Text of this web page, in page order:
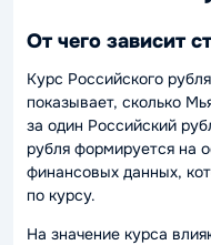
От чего зависит
Курс Российского
показывает, сколько
за один Российский
рубля формируется на
финансовых данных,
по курсу.
На значение курса